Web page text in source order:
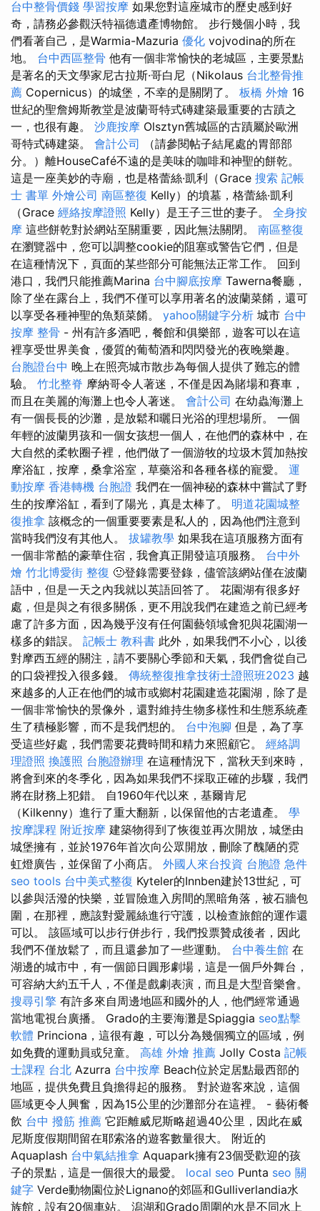
台中整骨價錢 學習按摩 如果您對這座城市的歷史感到好
奇，請務必參觀沃特福德遺產博物館。 步行幾個小時，我
們看著自己，是Warmia-Mazuria 優化 vojvodina的所在
地。 台中西區整骨 他有一個非常愉快的老城區，主要景點
是著名的天文學家尼古拉斯·哥白尼（Nikolaus 台北整骨推
薦 Copernicus）的城堡，不幸的是關閉了。 板橋 外燴 16
世紀的聖詹姆斯教堂是波蘭哥特式磚建築最重要的古蹟之
一，也很有趣。 沙鹿按摩 Olsztyn舊城區的古蹟屬於歐洲
哥特式磚建築。 會計公司 （請參閱帖子結尾處的胃部部
分。）離HouseCafé不遠的是美味的咖啡和神聖的餅乾。
這是一座美妙的寺廟，也是格蕾絲·凱利（Grace 搜索 記帳
士 書單 外燴公司 南區整復 Kelly）的墳墓，格蕾絲·凱利
（Grace 經絡按摩證照 Kelly）是王子三世的妻子。 全身按
摩 這些餅乾對於網站至關重要，因此無法關閉。 南區整復
在瀏覽器中，您可以調整cookie的阻塞或警告它們，但是
在這種情況下，頁面的某些部分可能無法正常工作。 回到
港口，我們只能推薦Marina 台中腳底按摩 Tawerna餐廳，
除了坐在露台上，我們不僅可以享用著名的波蘭菜餚，還可
以享受各種神聖的魚類菜餚。 yahoo關鍵字分析 城市 台中
按摩 整骨 - 州有許多酒吧，餐館和俱樂部，遊客可以在這
裡享受世界美食，優質的葡萄酒和閃閃發光的夜晚樂趣。
台胞證台中 晚上在照亮城市散步為每個人提供了難忘的體
驗。 竹北整脊 摩納哥令人著迷，不僅是因為賭場和賽車，
而且在美麗的海灘上也令人著迷。 會計公司 在幼蟲海灘上
有一個長長的沙灘，是放鬆和曬日光浴的理想場所。 一個
年輕的波蘭男孩和一個女孩想一個人，在他們的森林中，在
大自然的柔軟圈子裡，他們做了一個游牧的垃圾木質加熱按
摩浴缸，按摩，桑拿浴室，草藥浴和各種各樣的寵愛。 運
動按摩 香港轉機 台胞證 我們在一個神秘的森林中嘗試了野
生的按摩浴缸，看到了陽光，真是太棒了。 明道花園城整
復推拿 該概念的一個重要要素是私人的，因為他們注意到
當時我們沒有其他人。 拔罐教學 如果我在這項服務方面有
一個非常酷的豪華住宿，我會真正開發這項服務。 台中外
燴 竹北博愛街 整復 🙂登錄需要登錄，儘管該網站僅在波蘭
語中，但是一天之內我就以英語回答了。 花園湖有很多好
處，但是與之有很多關係，更不用說我們在建造之前已經考
慮了許多方面，因為幾乎沒有任何園藝領域會犯與花園湖一
樣多的錯誤。 記帳士 教科書 此外，如果我們不小心，以後
對摩西五經的關注，請不要關心季節和天氣，我們會從自己
的口袋裡投入很多錢。 傳統整復推拿技術士證照班2023 越
來越多的人正在他們的城市或鄉村花園建造花園湖，除了是
一個非常愉快的景像外，還對維持生物多樣性和生態系統產
生了積極影響，而不是我們想的。 台中泡腳 但是，為了享
受這些好處，我們需要花費時間和精力來照顧它。 經絡調
理證照 換護照 台胞證辦理 在這種情況下，當秋天到來時，
將會到來的冬季化，因為如果我們不採取正確的步驟，我們
將在財務上犯錯。 自1960年代以來，基爾肯尼
（Kilkenny）進行了重大翻新，以保留他的古老遺產。 學
按摩課程 附近按摩 建築物得到了恢復並再次開放，城堡由
城堡擁有，並於1976年首次向公眾開放，刪除了醜陋的霓
虹燈廣告，並保留了小商店。 外國人來台投資 台胞證 急件
seo tools 台中美式整復 Kyteler的Innben建於13世紀，可
以參與活潑的快樂，並冒險進入房間的黑暗角落，被石牆包
圍，在那裡，應該對愛麗絲進行守護，以檢查旅館的運作還
可以。 該區域可以步行併步行，我們投票贊成後者，因此
我們不僅放鬆了，而且還參加了一些運動。 台中養生館 在
湖邊的城市中，有一個節日圓形劇場，這是一個戶外舞台，
可容納大約五千人，不僅是戲劇表演，而且是大型音樂會。
搜尋引擎 有許多來自周邊地區和國外的人，他們經常通過
當地電視台廣播。 Grado的主要海灘是Spiaggia seo點擊
軟體 Princiona，這很有趣，可以分為幾個獨立的區域，例
如免費的運動員或兒童。 高雄 外燴 推薦 Jolly Costa 記帳
士課程 台北 Azurra 台中按摩 Beach位於定居點最西部的
地區，提供免費且負擔得起的服務。 對於遊客來說，這個
區域更令人興奮，因為15公里的沙灘部分在這裡。 - 藝術餐
飲 台中 撥筋 推薦 它距離威尼斯略超過40公里，因此在威
尼斯度假期間留在耶索洛的遊客數量很大。 附近的
Aquaplash 台中氣結推拿 Aquapark擁有23個受歡迎的孩
子的景點，這是一個很大的最愛。 local seo Punta seo 關
鍵字 Verde動物園位於Lignano的郊區和Gulliverlandia水
族館，設有20個車站。 潟湖和Grado周圍的水是不同水上